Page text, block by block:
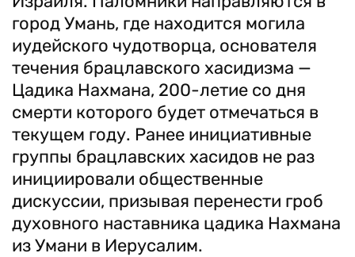
город Умань, где находится могила
иудейского чудотворца, основателя
течения брацлавского хасидизма —
Цадика Нахмана, 200-летие со дня
смерти которого будет отмечаться в
текущем году. Ранее инициативные
группы брацлавских хасидов не раз
инициировали общественные
дискуссии, призывая перенести гроб
духовного наставника цадика Нахмана
из Умани в Иерусалим.